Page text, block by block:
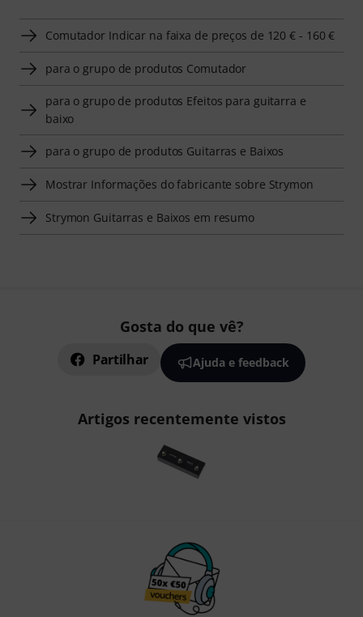
Comutador Indicar na faixa de preços de 120 € - 160 €
para o grupo de produtos Comutador
para o grupo de produtos Efeitos para guitarra e
baixo
para o grupo de produtos Guitarras e Baixos
Mostrar Informações do fabricante sobre Strymon
Strymon Guitarras e Baixos em resumo
Gosta do que vê?
Partilhar Ajuda e feedback
Artigos recentemente vistos